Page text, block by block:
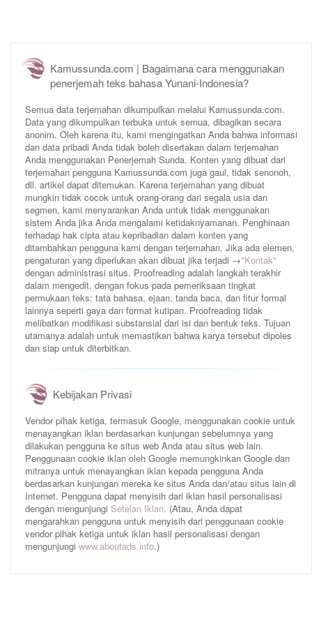
Kamussunda.com | Bagaimana cara menggunakan
penerjemah teks bahasa Yunani-Indonesia?
Semua data terjemahan dikumpulkan melalui Kamussunda.com.
Data yang dikumpulkan terbuka untuk semua, dibagikan secara
anonim. Oleh karena itu, kami mengingatkan Anda bahwa informasi
dan data pribadi Anda tidak boleh disertakan dalam terjemahan
Anda menggunakan Penerjemah Sunda. Konten yang dibuat dari
terjemahan pengguna Kamussunda.com juga gaul, tidak senonoh,
dll. artikel dapat ditemukan. Karena terjemahan yang dibuat
mungkin tidak cocok untuk orang-orang dari segala usia dan
segmen, kami menyarankan Anda untuk tidak menggunakan
sistem Anda jika Anda mengalami ketidaknyamanan. Penghinaan
terhadap hak cipta atau kepribadian dalam konten yang
ditambahkan pengguna kami dengan terjemahan. Jika ada elemen,
pengaturan yang diperlukan akan dibuat jika terjadi →"Kontak"
dengan administrasi situs. Proofreading adalah langkah terakhir
dalam mengedit, dengan fokus pada pemeriksaan tingkat
permukaan teks: tata bahasa, ejaan, tanda baca, dan fitur formal
lainnya seperti gaya dan format kutipan. Proofreading tidak
melibatkan modifikasi substansial dari isi dan bentuk teks. Tujuan
utamanya adalah untuk memastikan bahwa karya tersebut dipoles
dan siap untuk diterbitkan.
Kebijakan Privasi
Vendor pihak ketiga, termasuk Google, menggunakan cookie untuk
menayangkan iklan berdasarkan kunjungan sebelumnya yang
dilakukan pengguna ke situs web Anda atau situs web lain.
Penggunaan cookie iklan oleh Google memungkinkan Google dan
mitranya untuk menayangkan iklan kepada pengguna Anda
berdasarkan kunjungan mereka ke situs Anda dan/atau situs lain di
Internet. Pengguna dapat menyisih dari iklan hasil personalisasi
dengan mengunjungi Setelan Iklan. (Atau, Anda dapat
mengarahkan pengguna untuk menyisih dari penggunaan cookie
vendor pihak ketiga untuk iklan hasil personalisasi dengan
mengunjungi www.aboutads.info.)